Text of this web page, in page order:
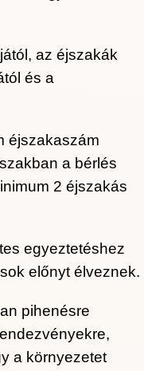
az éjszakák
és a
éjszakaszám
a bérlés
2 éjszakás
egyeztetéshez
előnyt élveznek.
pihenésre
a környezetet